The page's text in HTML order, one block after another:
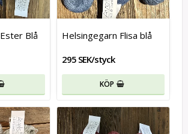
Blå
Helsingegarn Flisa blå
295 SEK/styck
KÖP